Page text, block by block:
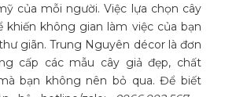
của mỗi người. Việc lựa chọn cây
khiến không gian làm việc của bạn
giãn. Trung Nguyên décor là đơn
cấp các mẫu cây giả đẹp, chất
bạn không nên bỏ qua. Để biết